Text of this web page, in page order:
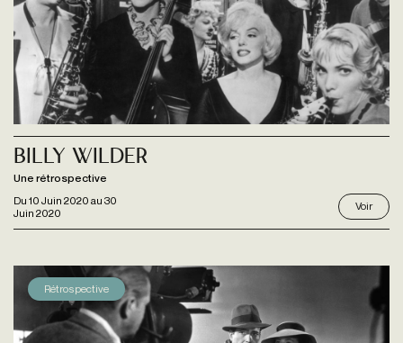
Du 10 Juin 2020 au 30
Juin 2020
Billy Wilder
Une rétrospective
Voir
Rétrospective